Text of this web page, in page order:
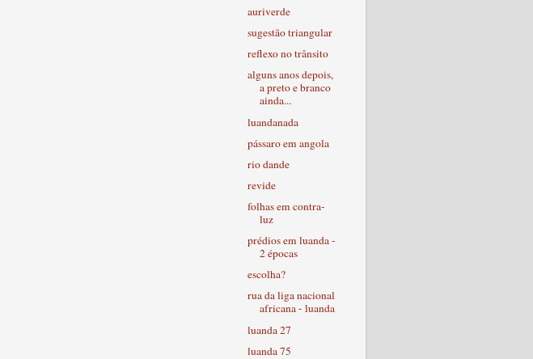
auriverde
sugestão triangular
reflexo no trânsito
alguns anos depois,
a preto e branco
ainda...
luandanada
pássaro em angola
rio dande
revide
folhas em contra-
luz
prédios em luanda -
2 épocas
escolha?
rua da liga nacional
africana - luanda
luanda 27
luanda 75